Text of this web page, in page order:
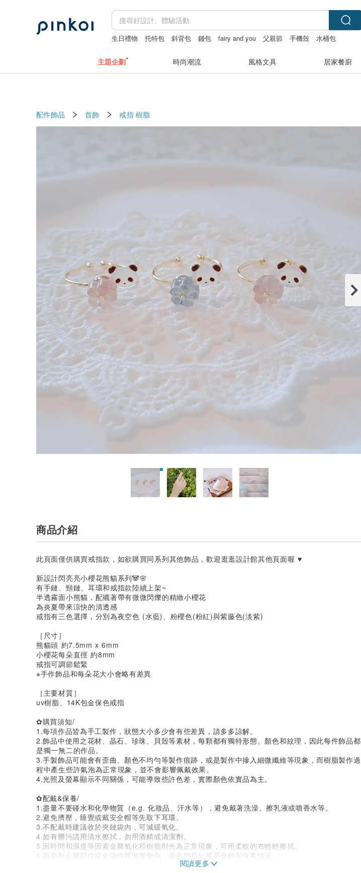
生日禮物 托特包 斜背包 錢包 fairy and you 父親節 手機殼 水桶包
主題企劃 時尚潮流 風格文具 居家餐廚
配件飾品 首飾 戒指 樹脂
商品介紹
此頁面僅供購買戒指款，如欲購買同系列其他飾品，歡迎逛逛設計館其他頁面喔 ♥
新設計閃亮亮小櫻花熊貓系列🐼🌸
有手鏈、頸鏈、耳環和戒指款陸續上架~
半透霧面小熊貓，配襯著帶有微微閃爍的精緻小櫻花
為炎夏帶來涼快的清透感
戒指有三色選擇，分別為夜空色 (水藍)、粉櫻色(粉紅)與紫藤色(淡紫)
［尺寸］
熊貓頭 約7.5mm x 6mm
小櫻花每朵直徑 約8mm
戒指可調節鬆緊
※手作飾品和每朵花大小會略有差異
［主要材質］
uv樹脂、14K包金保色戒指
✿購買須知/
1.每項作品皆為手工製作，狀態大小多少會有些差異，請多多諒解。
2.飾品中使用之花材、晶石、珍珠、貝殼等素材，每顆都有獨特形態、顏色和紋理，因此每件飾品都
是獨一無二的作品。
3.手製飾品可能會有歪曲、顏色不均勻等製作痕跡，或是製作中摻入細微纖維等現象，而樹脂製作過
程中產生些許氣泡為正常現象，並不會影響佩戴效果。
4.光照及螢幕顯示不同關係，可能導致些許色差，實際顏色依實品為主。
✿配戴&保養/
1.盡量不要碰水和化學物質（e.g. 化妝品、汗水等），避免戴著洗澡、擦乳液或噴香水等。
2.避免擠壓，睡覺或戴安全帽等先取下耳環。
3.不配戴時建議收於夾鏈袋內，可減緩氧化。
4.如有髒污請用清水擦拭，勿用酒精或清潔劑。
5.因時間和濕度等因素金屬氧化和樹脂削光為正常現象，可用柔軟的布輕輕擦拭。
6.樹脂和金屬部件或會隨時間漸漸變色，保色期長短視乎佩戴和保養情況。